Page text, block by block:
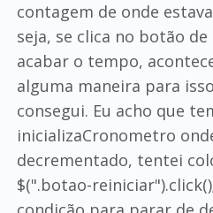
contagem de onde
seja, se clica no botão
acabar o tempo,
alguma maneira para
consegui. Eu acho que
inicializaCronometro
decrementado, tentei
$(".botao-